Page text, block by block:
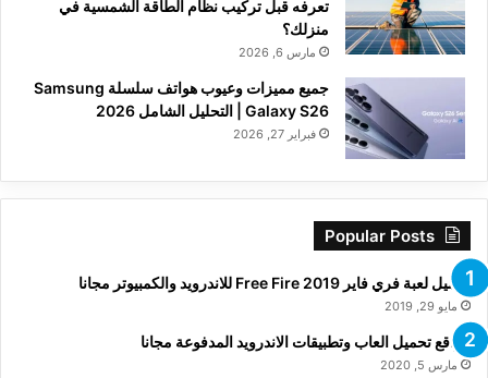
تعرفه قبل تركيب نظام الطاقة الشمسية في
منزلك؟
مارس 6, 2026
جميع مميزات وعيوب هواتف سلسلة Samsung
Galaxy S26 | التحليل الشامل 2026
فبراير 27, 2026
Popular Posts
تحميل لعبة فري فاير Free Fire 2019 للاندرويد والكمبيوتر مجانا
مايو 29, 2019
مواقع تحميل العاب وتطبيقات الاندرويد المدفوعة مجانا
مارس 5, 2020